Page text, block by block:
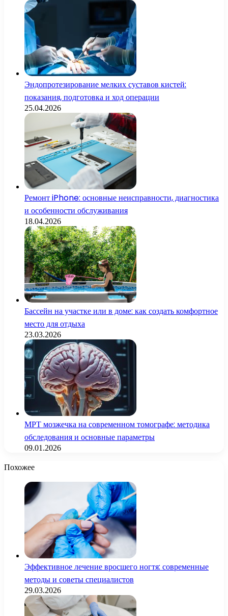
Эндопротезирование мелких суставов кистей:
показания, подготовка и ход операции
25.04.2026
Ремонт iPhone: основные неисправности, диагностика
и особенности обслуживания
18.04.2026
Бассейн на участке или в доме: как создать комфортное
место для отдыха
23.03.2026
МРТ мозжечка на современном томографе: методика
обследования и основные параметры
09.01.2026
Похожее
Эффективное лечение вросшего ногтя: современные
методы и советы специалистов
29.03.2026